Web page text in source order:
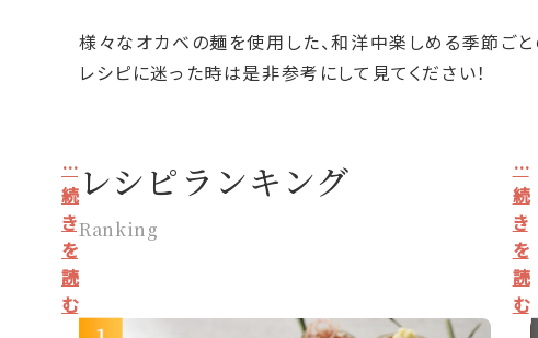
様々なオカベの麺を使用した、和洋中楽しめる季節ご
レシピに迷った時は是非参考にして見てください！
レシピランキング
Ranking
…
続
き
を
読
む
…
続
き
を
読
む